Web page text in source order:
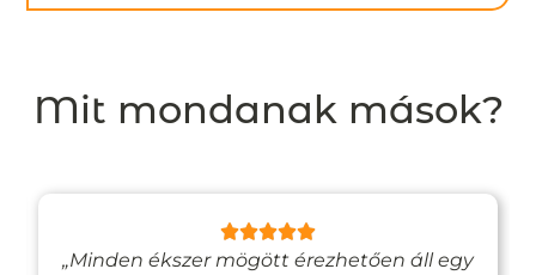
Mit mondanak mások?
„Minden ékszer mögött érezhetően áll egy